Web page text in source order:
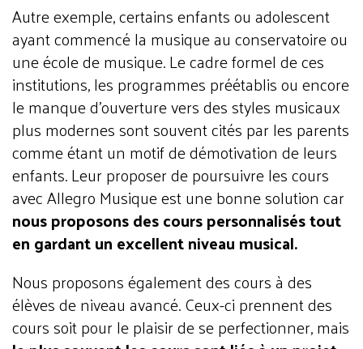
Autre exemple, certains enfants ou adolescent
ayant commencé la musique au conservatoire ou
une école de musique. Le cadre formel de ces
institutions, les programmes préétablis ou encore
le manque d’ouverture vers des styles musicaux
plus modernes sont souvent cités par les parents
comme étant un motif de démotivation de leurs
enfants. Leur proposer de poursuivre les cours
avec Allegro Musique est une bonne solution car
nous proposons des cours personnalisés tout
en gardant un excellent niveau musical.
Nous proposons également des cours à des
élèves de niveau avancé. Ceux-ci prennent des
cours soit pour le plaisir de se perfectionner, mais